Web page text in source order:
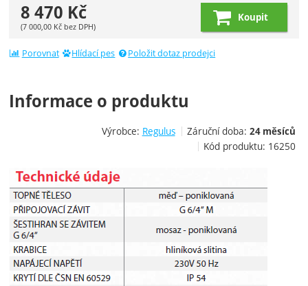
8 470 Kč
(7 000,00 Kč bez DPH)
Koupit
Porovnat Hlídací pes Položit dotaz prodejci
Informace o produktu
Výrobce: Regulus Záruční doba: 24 měsíců
Kód produktu: 16250